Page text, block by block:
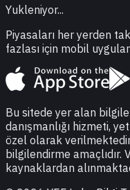
Yukleniyor...
Piyasaları her yerden
fazlası için mobil
Bu sitede yer alan
danışmanlığı hizmeti,
özel olarak
bilgilendirme amaçlıdır.
kaynaklardan